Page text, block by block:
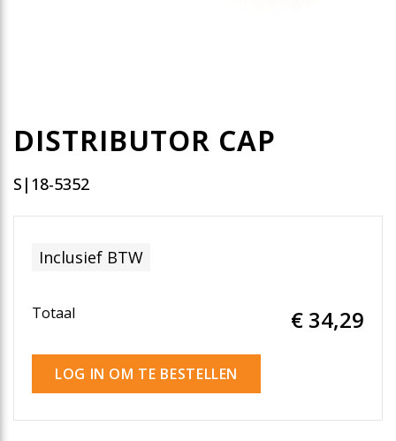
DISTRIBUTOR CAP
S|18-5352
Inclusief BTW
Totaal € 34,29
LOG IN OM TE BESTELLEN